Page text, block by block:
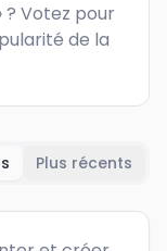
? Votez pour
de la
Plus récents